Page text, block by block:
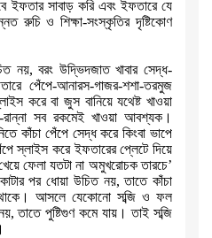
ইফতার সাবাড় করি এবং ইফতারে যে
রুচি ও শিক্ষা-সংস্কৃতির দৃষ্টিকোণ
নয়,বরং উদ্ভিদজাত খাবার সেদ্ধ-
পেঁপে-আনারস-গাজর-শশা-তরমুজ
করে বা জুস বানিয়ে যথেষ্ট খাওয়া
রান্না সব রকমেই খাওয়া আবশ্যক।
কাঁচা পেঁপে সেদ্ধ করে কিংবা ভাপে
স্লাইস করে ইফতারের প্লেটে দিয়ে
ফেলা যতটা না অমুখরোচক তারচে’
পর ধোয়া উচিত নয়,তাতে কাঁচা
আসলে যেকোনো সব্জি ও ফল
,তাতে পুষ্টিগুণ কমে যায়। তাই সব্জি